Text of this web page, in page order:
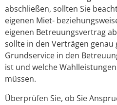
abschließen, sollten Sie
eigenen Miet-
eigenen Betreuungsvertrag
sollte in den Verträgen genau
Grundservice in den
ist und welche
müssen.
Überprüfen Sie, ob Sie